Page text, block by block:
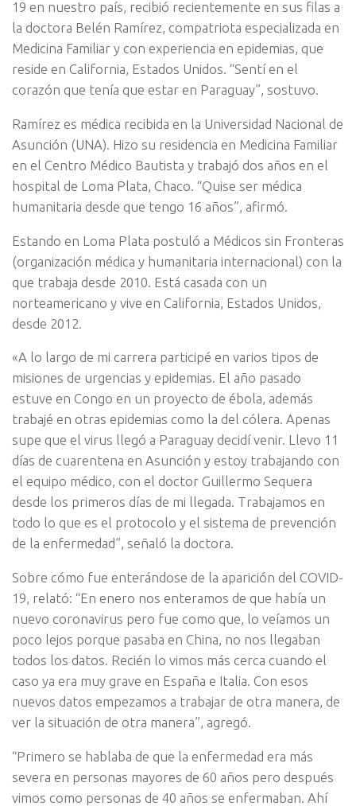
19 en nuestro país, recibió recientemente en sus filas a
la doctora Belén Ramírez, compatriota especializada en
Medicina Familiar y con experiencia en epidemias, que
reside en California, Estados Unidos. “Sentí en el
corazón que tenía que estar en Paraguay”, sostuvo.
Ramírez es médica recibida en la Universidad Nacional de
Asunción (UNA). Hizo su residencia en Medicina Familiar
en el Centro Médico Bautista y trabajó dos años en el
hospital de Loma Plata, Chaco. “Quise ser médica
humanitaria desde que tengo 16 años”, afirmó.
Estando en Loma Plata postuló a Médicos sin Fronteras
(organización médica y humanitaria internacional) con la
que trabaja desde 2010. Está casada con un
norteamericano y vive en California, Estados Unidos,
desde 2012.
«A lo largo de mi carrera participé en varios tipos de
misiones de urgencias y epidemias. El año pasado
estuve en Congo en un proyecto de ébola, además
trabajé en otras epidemias como la del cólera. Apenas
supe que el virus llegó a Paraguay decidí venir. Llevo 11
días de cuarentena en Asunción y estoy trabajando con
el equipo médico, con el doctor Guillermo Sequera
desde los primeros días de mi llegada. Trabajamos en
todo lo que es el protocolo y el sistema de prevención
de la enfermedad”, señaló la doctora.
Sobre cómo fue enterándose de la aparición del COVID-
19, relató: “En enero nos enteramos de que había un
nuevo coronavirus pero fue como que, lo veíamos un
poco lejos porque pasaba en China, no nos llegaban
todos los datos. Recién lo vimos más cerca cuando el
caso ya era muy grave en España e Italia. Con esos
nuevos datos empezamos a trabajar de otra manera, de
ver la situación de otra manera”, agregó.
“Primero se hablaba de que la enfermedad era más
severa en personas mayores de 60 años pero después
vimos como personas de 40 años se enfermaban. Ahí